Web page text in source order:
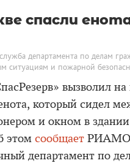
спасли
департамента по делам
ситуациям и пожарной
вызволил на
который сидел
и окном в
этом сообщает РИАМО
департамент по